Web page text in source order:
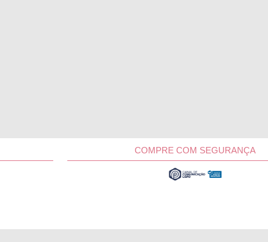
COMPRE COM SEGURANÇA